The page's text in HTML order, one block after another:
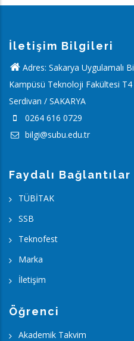
İletişim Bilgileri
Adres: Sakarya Uygulamalı
Kampüsü Teknoloji Fakültesi
Serdivan / SAKARYA
0264 616 0729
bilgi@subu.edu.tr
Faydalı Bağlantılar
TÜBİTAK
SSB
Teknofest
Marka
İletişim
Öğrenci
Akademik Takvim